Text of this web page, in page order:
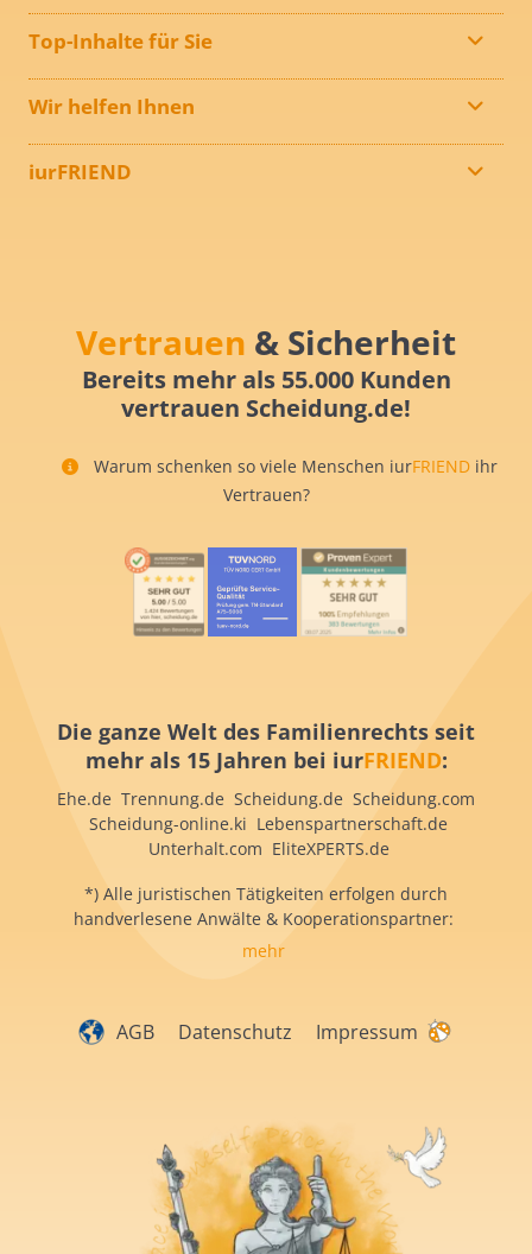
Top-Inhalte für Sie
Wir helfen Ihnen
iurFRIEND
Vertrauen & Sicherheit
Bereits mehr als 55.000 Kunden
vertrauen Scheidung.de!
Warum schenken so viele Menschen iurFRIEND ihr
Vertrauen?
Die ganze Welt des Familienrechts seit
mehr als 15 Jahren bei iurFRIEND:
Ehe.de Trennung.de Scheidung.de Scheidung.com
Scheidung-online.ki Lebenspartnerschaft.de
Unterhalt.com EliteXPERTS.de
*) Alle juristischen Tätigkeiten erfolgen durch
handverlesene Anwälte & Kooperationspartner:
mehr
AGB Datenschutz Impressum